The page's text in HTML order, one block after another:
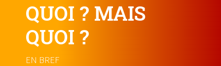
QUOI ? MAIS
QUOI ?
EN BREF